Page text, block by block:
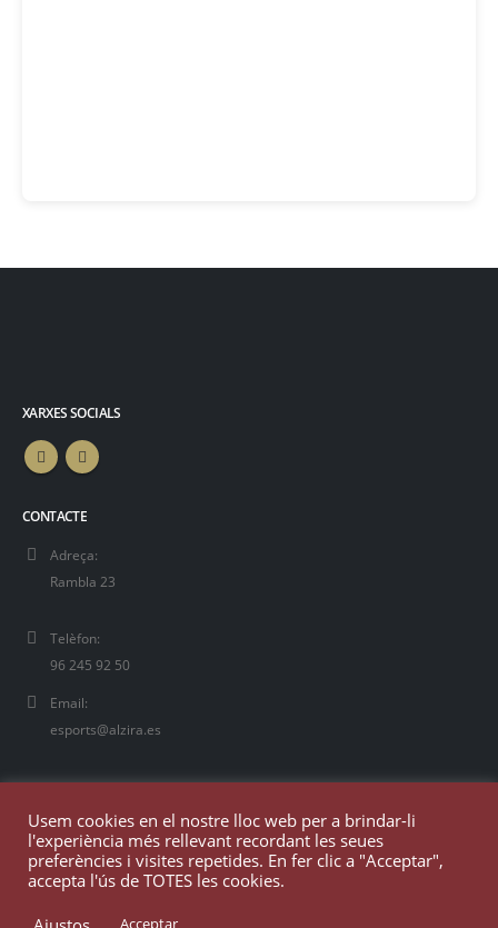
XARXES SOCIALS
CONTACTE
Adreça:
Rambla 23
Telèfon:
96 245 92 50
Email:
esports@alzira.es
Usem cookies en el nostre lloc web per a brindar-li
l'experiència més rellevant recordant les seues
preferències i visites repetides. En fer clic a "Acceptar",
accepta l'ús de TOTES les cookies.
Acceptar